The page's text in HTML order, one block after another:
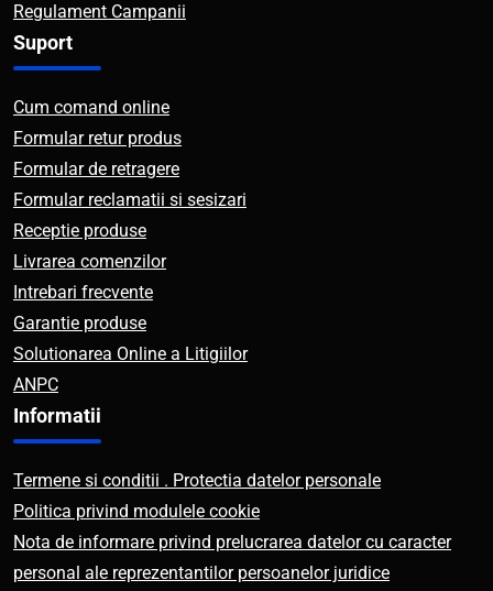
Regulament Campanii
Suport
Cum comand online
Formular retur produs
Formular de retragere
Formular reclamatii si sesizari
Receptie produse
Livrarea comenzilor
Intrebari frecvente
Garantie produse
Solutionarea Online a Litigiilor
ANPC
Informatii
Termene si conditii . Protectia datelor personale
Politica privind modulele cookie
Nota de informare privind prelucrarea datelor cu caracter
personal ale reprezentantilor persoanelor juridice